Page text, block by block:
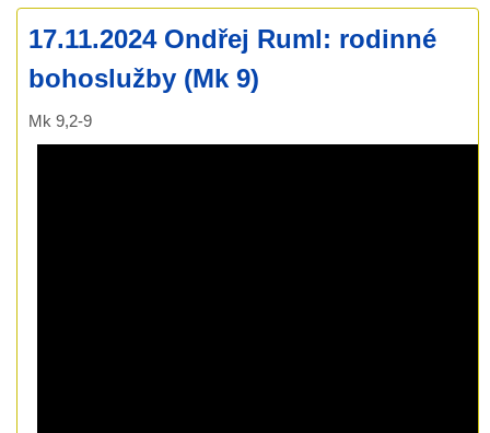
17.11.2024 Ondřej Ruml: rodinné
bohoslužby (Mk 9)
Mk 9,2-9